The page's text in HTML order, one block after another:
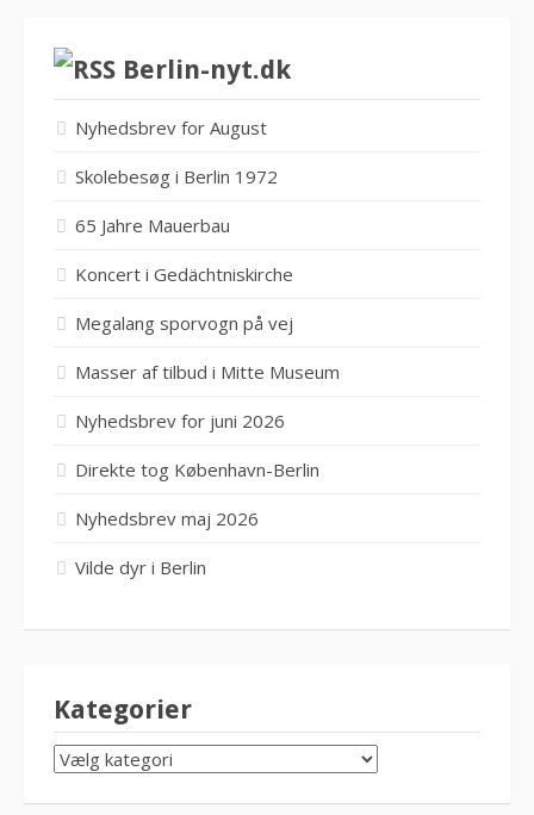
Berlin-nyt.dk
Nyhedsbrev for August
Skolebesøg i Berlin 1972
65 Jahre Mauerbau
Koncert i Gedächtniskirche
Megalang sporvogn på vej
Masser af tilbud i Mitte Museum
Nyhedsbrev for juni 2026
Direkte tog København-Berlin
Nyhedsbrev maj 2026
Vilde dyr i Berlin
Kategorier
KATEGORIER